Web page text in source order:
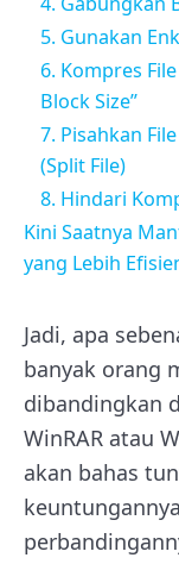
5. Gunakan
6. Kompres
Block Size”
7. Pisahkan
(Split File)
8. Hindari
Kini Saatnya
yang Lebih
Jadi, apa
banyak orang
dibandingkan
WinRAR atau
akan bahas